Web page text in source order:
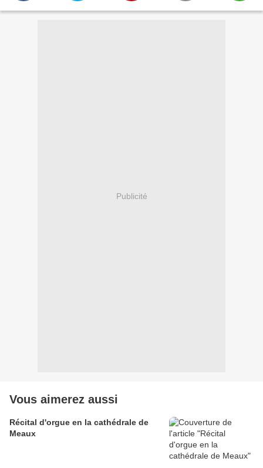
Publicité
Vous aimerez aussi
Récital d'orgue en la cathédrale de
Meaux